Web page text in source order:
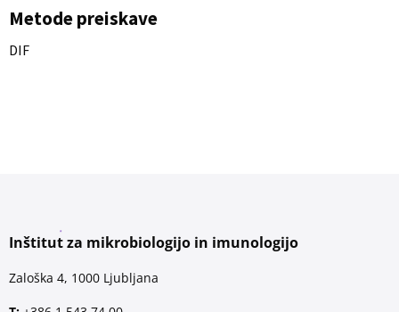
Metode preiskave
DIF
Inštitut za mikrobiologijo in imunologijo
Zaloška 4, 1000 Ljubljana